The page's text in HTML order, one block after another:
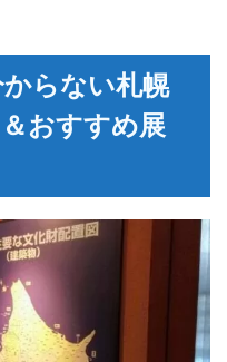
らない札幌
おすすめ展